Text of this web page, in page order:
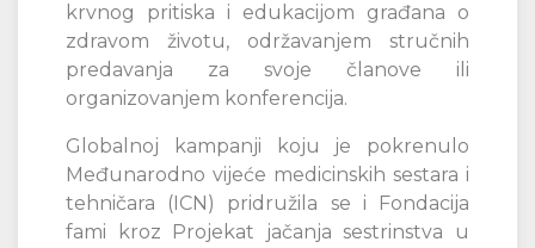
krvnog pritiska i edukacijom građana o
zdravom životu, održavanjem stručnih
predavanja za svoje članove ili
organizovanjem konferencija.
Globalnoj kampanji koju je pokrenulo
Međunarodno vijeće medicinskih sestara i
tehničara (ICN) pridružila se i Fondacija
fami kroz Projekat jačanja sestrinstva u